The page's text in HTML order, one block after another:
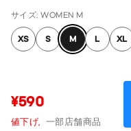
サイズ: WOMEN M
XS S M L XL
¥590
値下げ, 一部店舗商品